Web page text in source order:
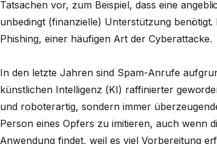
Tatsachen vor, zum Beispiel, dass eine
unbedingt (finanzielle) Unterstützung
Phishing, einer häufigen Art der Cyberattacke.
In den letzte Jahren sind Spam-Anrufe
künstlichen Intelligenz (KI) raffinierter
und roboterartig, sondern immer
Person eines Opfers zu imitieren, auch wenn
Anwendung findet, weil es viel Vorbereitung